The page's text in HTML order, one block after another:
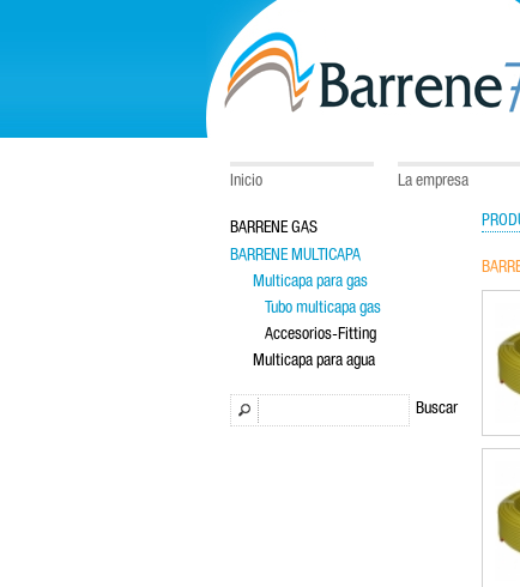
Inicio La empresa
BARRENE GAS
BARRENE MULTICAPA
Multicapa para gas
Tubo multicapa gas
Accesorios-Fitting
Multicapa para agua
Buscar